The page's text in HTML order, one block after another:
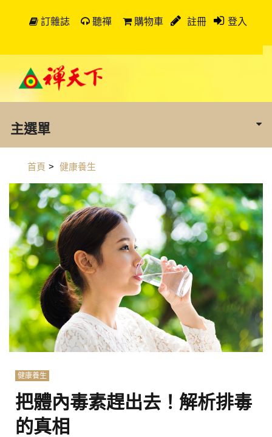
訂雜誌 聽禪 購物車 註冊 登入
主選單
首頁 > 健康養生
健康養生
把體內毒素趕出去！解析排毒
的真相